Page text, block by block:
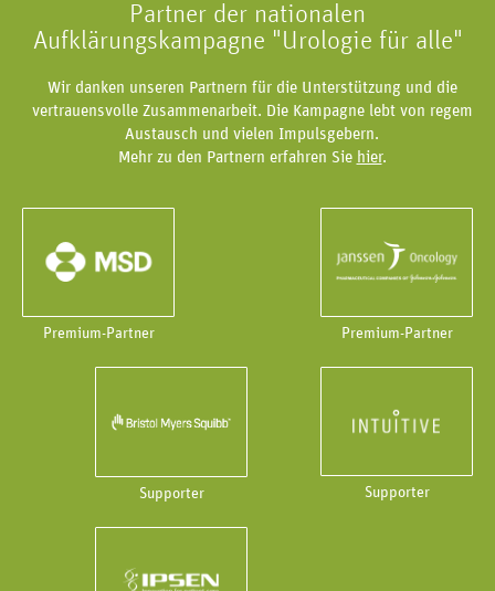
Partner der nationalen
Aufklärungskampagne "Urologie für alle"
Wir danken unseren Partnern für die Unterstützung und die
vertrauensvolle Zusammenarbeit. Die Kampagne lebt von regem
Austausch und vielen Impulsgebern.
Mehr zu den Partnern erfahren Sie hier.
Premium-Partner Premium-Partner
Supporter Supporter